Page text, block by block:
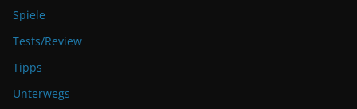
Spiele
Tests/Review
Tipps
Unterwegs